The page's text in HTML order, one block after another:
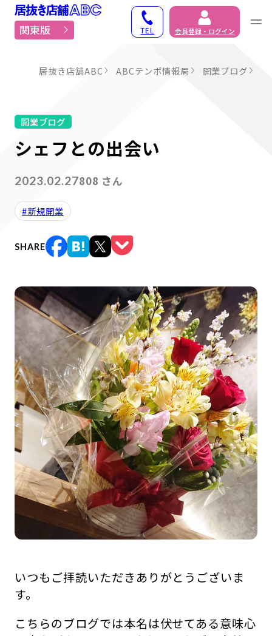
居抜き物件・貸店舗で
関東版 TEL 会員登録・ログイン
居抜き店舗ABC ABCテンポ情報局 開業ブログ
開業ブログ
シェフとの出会い
2023.02.27808 さん
#新規開業
SHARE
いつもご拝読いただきありがとうございま
す。
こちらのブログでは本名は伏せてある意味心